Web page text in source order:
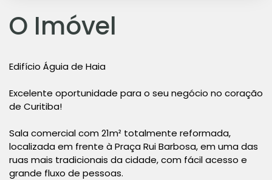
O Imóvel
Edifício Águia de Haia
Excelente oportunidade para o seu negócio no coração
de Curitiba!
Sala comercial com 21m² totalmente reformada,
localizada em frente à Praça Rui Barbosa, em uma das
ruas mais tradicionais da cidade, com fácil acesso e
grande fluxo de pessoas.